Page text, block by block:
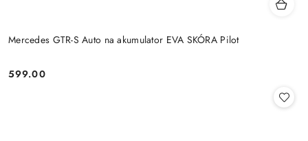
Mercedes GTR-S Auto na akumulator EVA SKÓRA Pilot
Cena:
599.00